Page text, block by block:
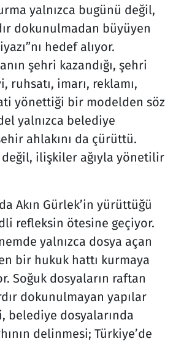
yalnızca bugünü değil,
dokunulmadan büyüyen
hedef alıyor.
şehri kazandığı, şehri
ruhsatı, imarı, reklamı,
yönettiği bir modelden söz
yalnızca belediye
ahlakını da çürüttü.
ilişkiler ağıyla yönetilir
Akın Gürlek’in yürüttüğü
refleksin ötesine geçiyor.
yalnızca dosya açan
bir hukuk hattı kurmaya
Soğuk dosyaların raftan
dokunulmayan yapılar
belediye dosyalarında
delinmesi; Türkiye’de